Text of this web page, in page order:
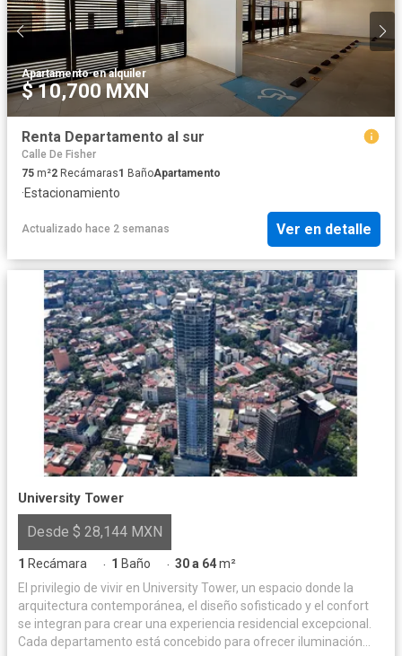
Apartamento·en alquiler
$ 10,700 MXN
Renta Departamento al sur
Calle De Fisher
75 m²2 Recámaras1 BañoApartamento
·Estacionamiento
Actualizado hace 2 semanas Ver en detalle
University Tower
Desde $ 28,144 MXN
1 Recámara · 1 Baño · 30 a 64m²
El privilegio de vivir en University Tower, un espacio donde la
arquitectura contemporánea, el diseño sofisticado y el confort
se integran para crear una experiencia residencial excepcional.
Cada departamento está concebido para ofrecer iluminación